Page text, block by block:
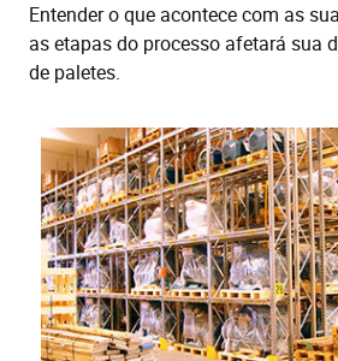
Entender o que acontece com as
as etapas do processo afetará sua
de paletes.